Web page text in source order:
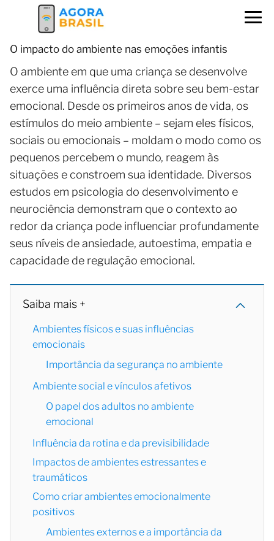
O impacto do ambiente nas emoções infantis
O ambiente em que uma criança se desenvolve
exerce uma influência direta sobre seu bem-estar
emocional. Desde os primeiros anos de vida, os
estímulos do meio ambiente – sejam eles físicos,
sociais ou emocionais – moldam o modo como os
pequenos percebem o mundo, reagem às
situações e constroem sua identidade. Diversos
estudos em psicologia do desenvolvimento e
neurociência demonstram que o contexto ao
redor da criança pode influenciar profundamente
seus níveis de ansiedade, autoestima, empatia e
capacidade de regulação emocional.
Saiba mais +
Ambientes físicos e suas influências
emocionais
Importância da segurança no ambiente
Ambiente social e vínculos afetivos
O papel dos adultos no ambiente
emocional
Influência da rotina e da previsibilidade
Impactos de ambientes estressantes e
traumáticos
Como criar ambientes emocionalmente
positivos
Ambientes externos e a importância da